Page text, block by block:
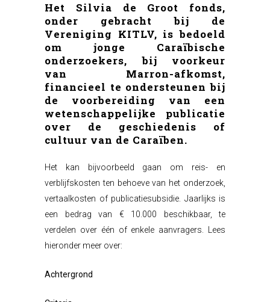
Het Silvia de Groot fonds,
onder gebracht bij de
Vereniging KITLV, is bedoeld
om jonge Caraïbische
onderzoekers, bij voorkeur
van Marron-afkomst,
financieel te ondersteunen bij
de voorbereiding van een
wetenschappelijke publicatie
over de geschiedenis of
cultuur van de Caraïben.
Het kan bijvoorbeeld gaan om reis- en
verblijfskosten ten behoeve van het onderzoek,
vertaalkosten of publicatiesubsidie. Jaarlijks is
een bedrag van € 10.000 beschikbaar, te
verdelen over één of enkele aanvragers. Lees
hieronder meer over:
Achtergrond